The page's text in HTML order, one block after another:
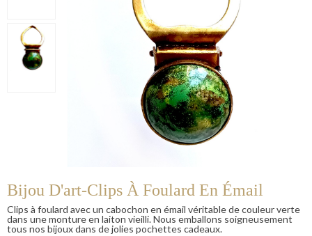
Bijou D'art-Clips À Foulard En Émail
Clips à foulard avec un cabochon en émail véritable de couleur verte
dans une monture en laiton vieilli. Nous emballons soigneusement
tous nos bijoux dans de jolies pochettes cadeaux.